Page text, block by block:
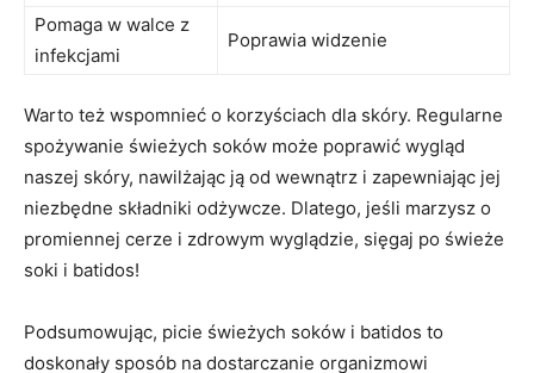
Pomaga⁣ w walce z
infekcjami
Poprawia widzenie
Warto ​też wspomnieć o korzyściach ⁤dla⁤ skóry. Regularne
spożywanie świeżych soków może ⁢poprawić wygląd
naszej skóry, nawilżając ją od wewnątrz ​i zapewniając jej
‍niezbędne składniki odżywcze. Dlatego, ‍jeśli marzysz‌ o
promiennej cerze i zdrowym wyglądzie, sięgaj po świeże
soki i batidos!
Podsumowując, picie ​świeżych soków i batidos⁤ to
⁤doskonały sposób na dostarczanie organizmowi